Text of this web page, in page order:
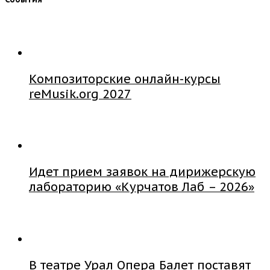
Композиторские онлайн-курсы
reMusik.org 2027
Идет прием заявок на дирижерскую
лабораторию «Курчатов Лаб – 2026»
В театре Урал Опера Балет поставят